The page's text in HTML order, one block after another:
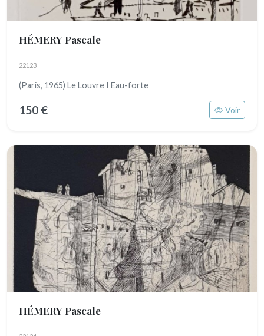
HÉMERY Pascale
22123
(Paris, 1965) Le Louvre I Eau-forte
150 € Voir
HÉMERY Pascale